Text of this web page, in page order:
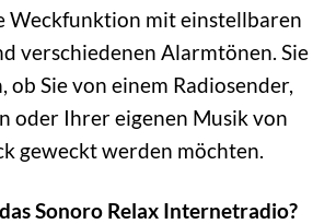
Weckfunktion mit einstellbaren
verschiedenen Alarmtönen. Sie
ob Sie von einem Radiosender,
oder Ihrer eigenen Musik von
geweckt werden möchten.
Sonoro Relax Internetradio?